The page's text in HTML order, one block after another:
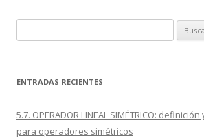
ENTRADAS RECIENTES
5.7. OPERADOR LINEAL SIMÉTRICO:
para operadores simétricos